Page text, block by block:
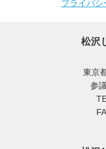
プライバシ
松沢
東京
参